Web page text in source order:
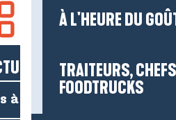
À L'HEURE DU
TRAITEURS,
FOODTRUCKS
SALÉES !
à la newsletter